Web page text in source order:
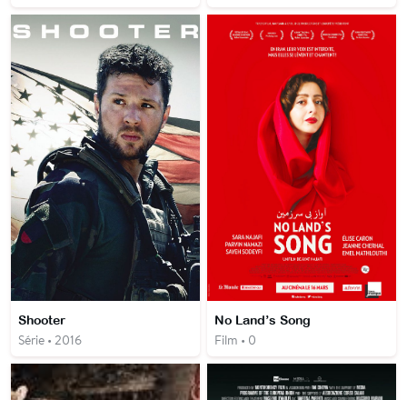
Shooter
Série • 2016
No Land’s Song
Film • 0